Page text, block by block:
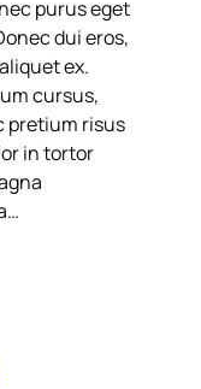
purus eget
dui eros,
ex.
cursus,
pretium risus
in tortor